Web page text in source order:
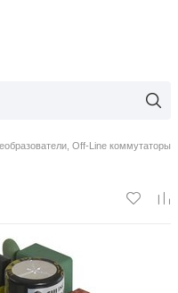
Off-Line коммутаторы